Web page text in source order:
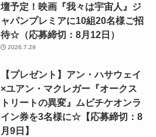
壇予定！映画『我々は宇宙人』ジ
ャパンプレミアに10組20名様ご招
待☆（応募締切：8月12日）
2026.7.29
【プレゼント】アン・ハサウェイ
×ユアン・マクレガー『オークス
トリートの異変』ムビチケオンラ
イン券を3名様に☆【応募締切：8
月9日】